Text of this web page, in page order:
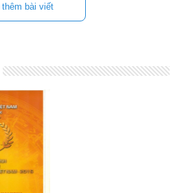
thêm bài viết